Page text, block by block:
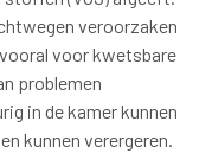
veroorzaken
voor kwetsbare
problemen
in de kamer kunnen
kunnen verergeren.